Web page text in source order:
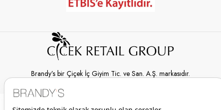
Brandy’s bir Çiçek İç Giyim Tic. ve San. A.Ş. markasıdır.
© 2026 Brandy’s | Her hakkı saklıdır.